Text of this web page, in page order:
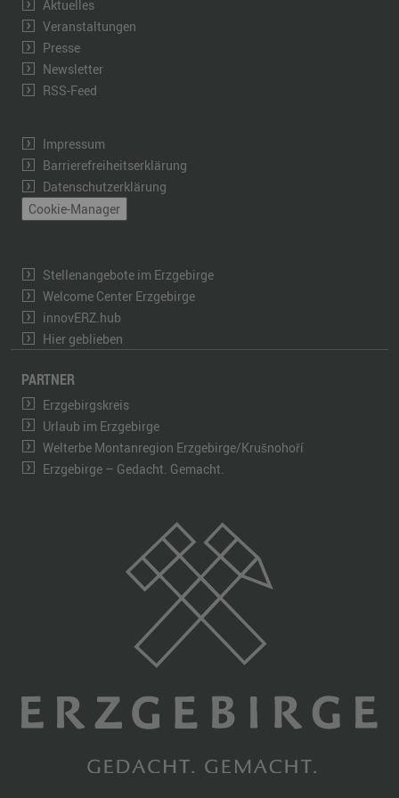
Aktuelles
Veranstaltungen
Presse
Newsletter
RSS-Feed
Impressum
Barrierefreiheitserklärung
Datenschutzerklärung
Cookie-Manager
Stellenangebote im Erzgebirge
Welcome Center Erzgebirge
innovERZ.hub
Hier geblieben
PARTNER
Erzgebirgskreis
Urlaub im Erzgebirge
Welterbe Montanregion Erzgebirge/Krušnohoří
Erzgebirge – Gedacht. Gemacht.